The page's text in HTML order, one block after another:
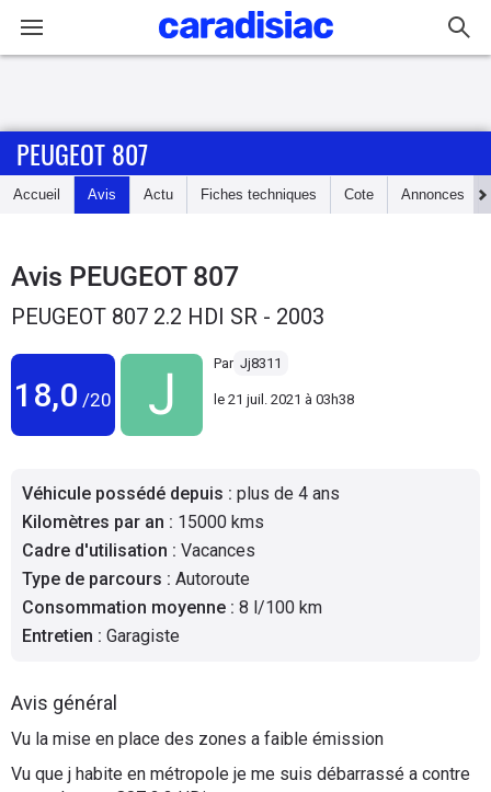
Accueil
Essais
Guide
Electriques
Flottes
Auto
Services
Moto
Marques
PEUGEOT 807
Accueil Avis Actu Fiches techniques Cote Annonces
Avis PEUGEOT 807
PEUGEOT 807 2.2 HDI SR - 2003
18,0 /20
Par Jj8311
le 21 juil. 2021 à 03h38
Véhicule possédé depuis : plus de 4 ans
Kilomètres par an : 15000 kms
Cadre d'utilisation : Vacances
Type de parcours : Autoroute
Consommation moyenne : 8 l/100 km
Entretien : Garagiste
Avis général
Vu la mise en place des zones a faible émission
Vu que j habite en métropole je me suis débarrassé a contre